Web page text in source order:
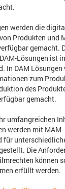
werden die
Produkten und
gemacht.
Lösungen ist
In DAM Lösungen
zum
des
gemacht.
umfangreichen
werden mit MAM-
für
Die
können
erfüllt werden.